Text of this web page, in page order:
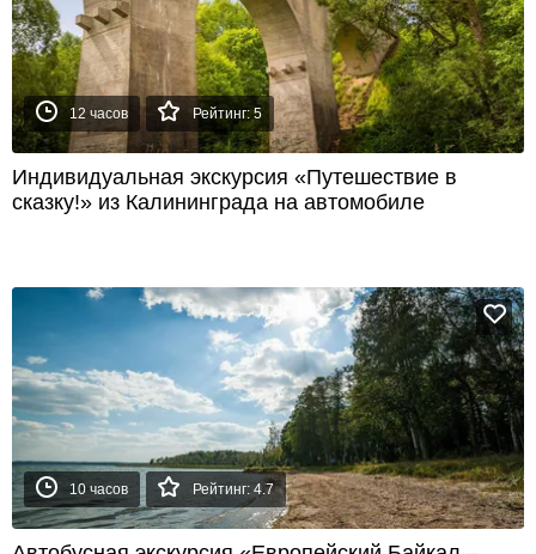
12 часов Рейтинг: 5
Индивидуальная экскурсия «Путешествие в
сказку!» из Калининграда на автомобиле
10 часов Рейтинг: 4.7